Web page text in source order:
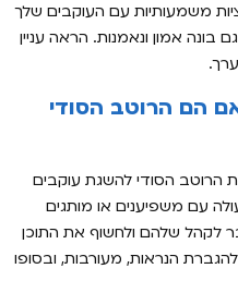
משמעותיות עם העוקבים שלך
אמון ונאמנות. הראה עניין
הם הרוטב הסודי
הרוטב הסודי להשגת עוקבים
עם משפיענים או מותגים
לקהל שלהם ולחשוף את התוכן
הנראות, מעורבות, ובסופו